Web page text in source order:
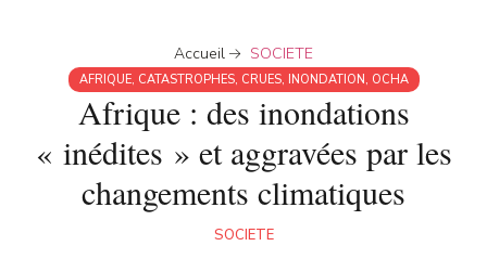
Accueil SOCIETE
AFRIQUE, CATASTROPHES, CRUES, INONDATION, OCHA
Afrique : des inondations
« inédites » et aggravées par les
changements climatiques
SOCIETE